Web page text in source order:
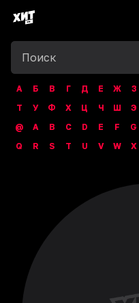
А Б В Г Д Е Ж З
Т
У Ф Х Ц Ч Ш Э
@
A B C D E F G
Q
R S T U V W X